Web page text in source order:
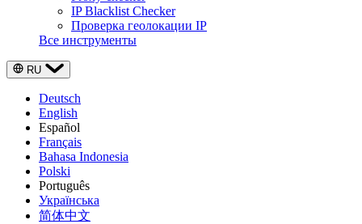
IP Blacklist Checker
Проверка геолокации IP
Все инструменты
RU
Deutsch
English
Español
Français
Bahasa Indonesia
Polski
Português
Українська
简体中文